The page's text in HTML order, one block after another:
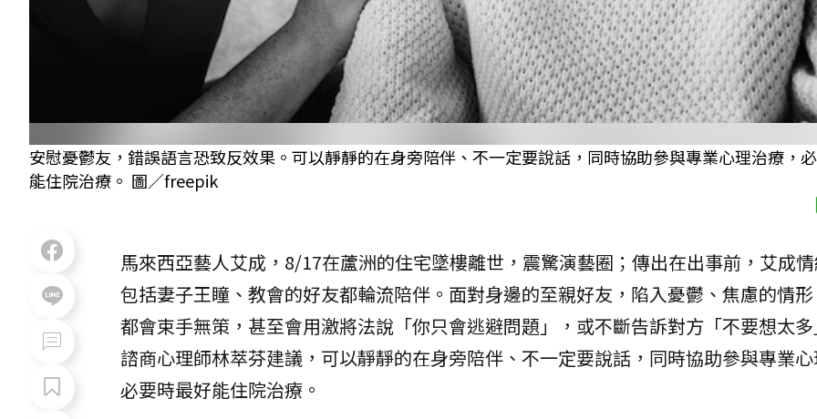
安慰憂鬱友，錯誤語言恐致反效果。可以靜靜的在身旁陪伴、不一定要說話，同時協助參與專業心理治療，
能住院治療。 圖／freepik
馬來西亞藝人艾成，8/17在蘆洲的住宅墜樓離世，震驚演藝圈；傳出在出事前，艾成
包括妻子王瞳、教會的好友都輪流陪伴。面對身邊的至親好友，陷入憂鬱、焦慮的情
都會束手無策，甚至會用激將法說「你只會逃避問題」，或不斷告訴對方「不要想太
諮商心理師林萃芬建議，可以靜靜的在身旁陪伴、不一定要說話，同時協助參與專業
必要時最好能住院治療。